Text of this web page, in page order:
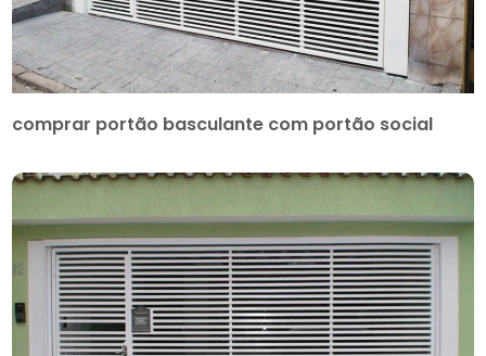
comprar portão basculante com portão social